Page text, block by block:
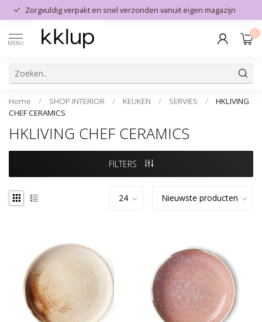
Zorgvuldig verpakt en snel verzonden vanuit eigen magazijn
MENU
0
Home / SHOP INTERIOR / KEUKEN / SERVIES /
HKLIVING
CHEF CERAMICS
HKLIVING CHEF CERAMICS
FILTERS